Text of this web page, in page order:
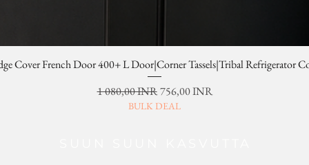
Cover French Door 400+ L Door|Corner Tassels|Tribal Refrigerator
Normaali hinta
1 080,00 INR Alehinta
756,00 INR
BULK DEAL